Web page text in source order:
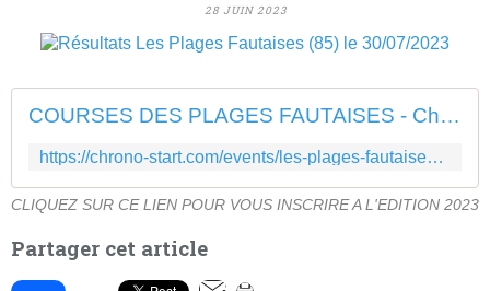
28 JUIN 2023
COURSES DES PLAGES FAUTAISES - Chronostart
https://chrono-start.com/events/les-plages-fautaises-634-872/
CLIQUEZ SUR CE LIEN POUR VOUS INSCRIRE A L'EDITION 2023
Partager cet article